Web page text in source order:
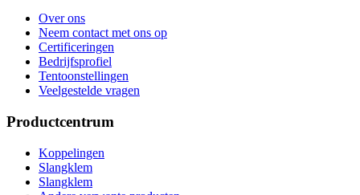
Over ons
Neem contact met ons op
Certificeringen
Bedrijfsprofiel
Tentoonstellingen
Veelgestelde vragen
Productcentrum
Koppelingen
Slangklem
Slangklem